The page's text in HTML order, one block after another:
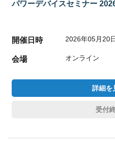
パワーデバイスセミナー
開催日時 2026年05月20
会場 オンライン
詳細を
受付